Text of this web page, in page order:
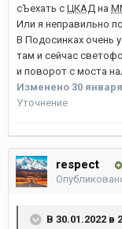
сЪехать с ЦКАД на
Или я неправильно
В Подосинках очень
там и сейчас
и поворот с моста
Изменено 30 января
Уточнение
respect
В 30.01.2022 в